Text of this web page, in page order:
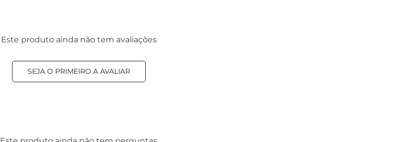
Este produto ainda não tem avaliações
SEJA O PRIMEIRO A AVALIAR